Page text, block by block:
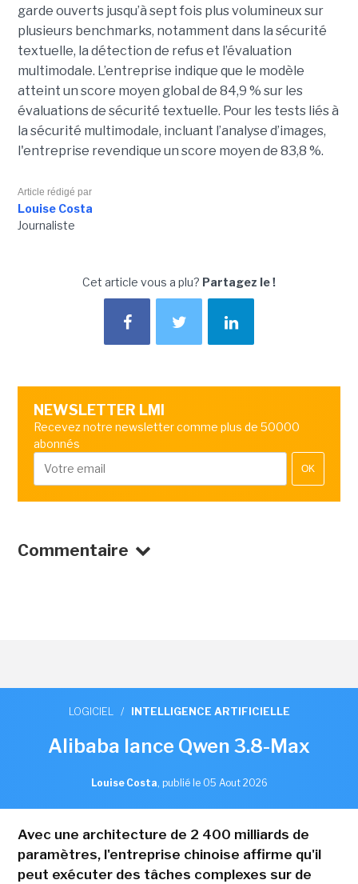
garde ouverts jusqu’à sept fois plus volumineux sur
plusieurs benchmarks, notamment dans la sécurité
textuelle, la détection de refus et l’évaluation
multimodale. L’entreprise indique que le modèle
atteint un score moyen global de 84,9 % sur les
évaluations de sécurité textuelle. Pour les tests liés à
la sécurité multimodale, incluant l’analyse d’images,
l'entreprise revendique un score moyen de 83,8 %.
Article rédigé par
Louise Costa
Journaliste
Cet article vous a plu? Partagez le !
NEWSLETTER LMI
Recevez notre newsletter comme plus de 50000
abonnés
OK
Commentaire
LOGICIEL / INTELLIGENCE ARTIFICIELLE
Alibaba lance Qwen 3.8-Max
Louise Costa, publié le 05 Aout 2026
Avec une architecture de 2 400 milliards de
paramètres, l'entreprise chinoise affirme qu'il
peut exécuter des tâches complexes sur de